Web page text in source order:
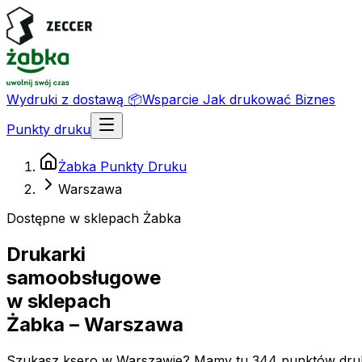
Wydruki z dostawą 📦Wsparcie Jak drukować Biznes
Punkty druku
Żabka Punkty Druku
Warszawa
Dostępne w sklepach Żabka
Drukarki
samoobsługowe
w sklepach
Żabka – Warszawa